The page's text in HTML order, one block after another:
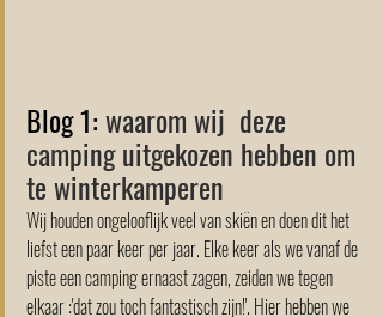
Blog 1: waarom wij  deze
camping uitgekozen hebben om
te winterkamperen
Wij houden ongelooflijk veel van skiën en doen dit het
liefst een paar keer per jaar. Elke keer als we vanaf de
piste een camping ernaast zagen, zeiden we tegen
elkaar :'dat zou toch fantastisch zijn!'. Hier hebben we